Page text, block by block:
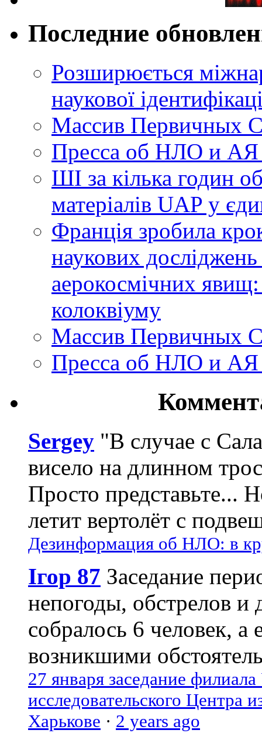
Последние
Розширюється
наукової
Массив Первичных
Пресса об НЛО и
ШІ за кілька годин
матеріалів UAP у
Франція зробила
наукових
аерокосмічних
колоквіуму
Массив Первичных
Пресса об НЛО и
Sergey "В случае с
висело на длинном
Просто представьте...
летит вертолёт с
Дезинформация об НЛО: в
Ігор 87 Заседание
непогоды, обстрелов и
собралось 6 человек, а
возникшими
27 января заседание
исследовательского Центра
Харькове · 2 years ago